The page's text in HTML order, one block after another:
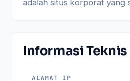
adalah situs korporat yang
Informasi Teknis
ALAMAT IP